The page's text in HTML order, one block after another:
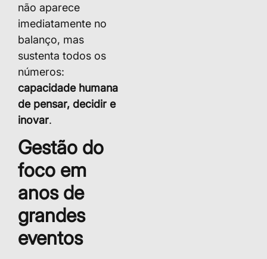
não aparece
imediatamente no
balanço, mas
sustenta todos os
números:
capacidade humana
de pensar, decidir e
inovar.
Gestão do
foco em
anos de
grandes
eventos